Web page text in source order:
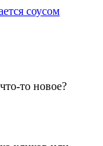
соусом
то новое?